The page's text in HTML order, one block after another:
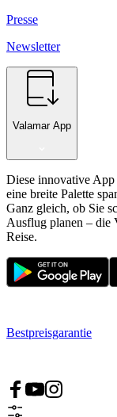
Presse
Newsletter
Valamar App
Diese innovative
eine breite Palette
Ganz gleich, ob Sie
Ausflug planen – die
Reise.
Bestpreisgarantie